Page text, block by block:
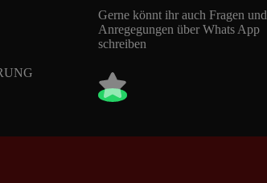
Gerne könnt ihr auch Fragen und
Anregegungen über Whats App
schreiben